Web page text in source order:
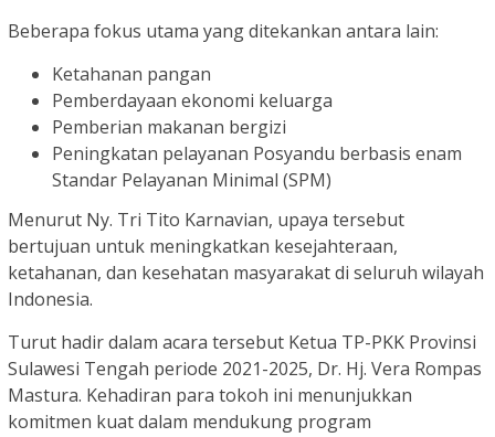
Beberapa fokus utama yang ditekankan antara lain:
Ketahanan pangan
Pemberdayaan ekonomi keluarga
Pemberian makanan bergizi
Peningkatan pelayanan Posyandu berbasis enam
Standar Pelayanan Minimal (SPM)
Menurut Ny. Tri Tito Karnavian, upaya tersebut
bertujuan untuk meningkatkan kesejahteraan,
ketahanan, dan kesehatan masyarakat di seluruh wilayah
Indonesia.
Turut hadir dalam acara tersebut Ketua TP-PKK Provinsi
Sulawesi Tengah periode 2021-2025, Dr. Hj. Vera Rompas
Mastura. Kehadiran para tokoh ini menunjukkan
komitmen kuat dalam mendukung program